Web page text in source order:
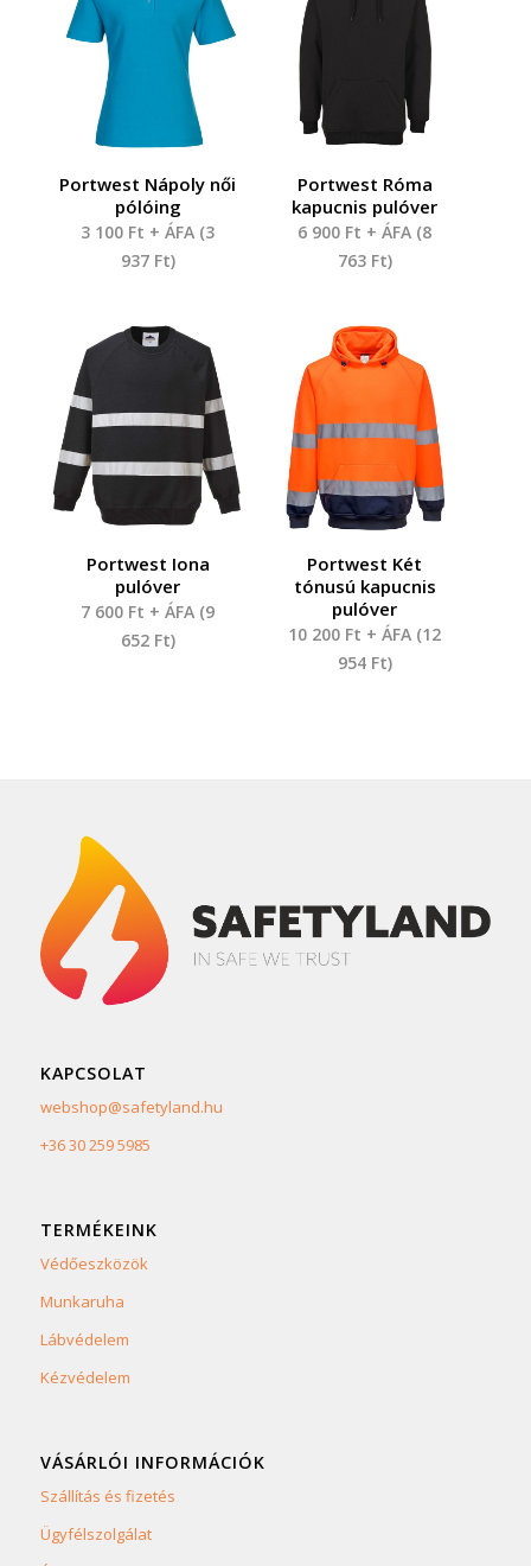
Portwest Nápoly női
pólóing
3 100 Ft + ÁFA (3
937 Ft)
Portwest Róma
kapucnis pulóver
6 900 Ft + ÁFA (8
763 Ft)
Portwest Iona
pulóver
7 600 Ft + ÁFA (9
652 Ft)
Portwest Két
tónusú kapucnis
pulóver
10 200 Ft + ÁFA (12
954 Ft)
KAPCSOLAT
webshop@safetyland.hu
+36 30 259 5985
TERMÉKEINK
Védőeszközök
Munkaruha
Lábvédelem
Kézvédelem
VÁSÁRLÓI INFORMÁCIÓK
Szállítás és fizetés
Ügyfélszolgálat